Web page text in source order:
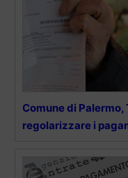
Comune di
regolarizzare i